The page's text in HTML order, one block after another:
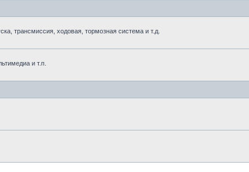
трансмиссия, ходовая, тормозная система и т.д.
и т.п.